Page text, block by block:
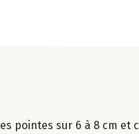
pointes sur 6 à 8 cm